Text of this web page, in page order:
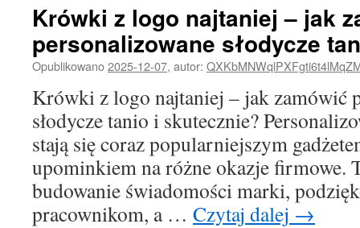
–
jak
zamówić
słodkie
reklamowe
bez
przepłacania?
Krówki z logo najtaniej – jak
personalizowane słodycze
Opublikowano2025-12-07, autor:
Krówki z logo najtaniej – jak zamówić
słodycze tanio i skutecznie?
stają się coraz popularniejszym
upominkiem na różne okazje firmowe.
budowanie świadomości marki,
pracownikom, a … Czytaj dalej →